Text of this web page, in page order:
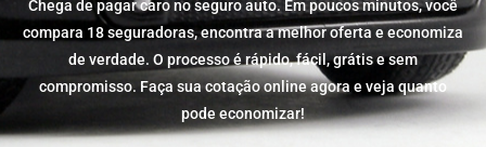
Chega de pagar caro no seguro auto. Em poucos minutos, você
compara 18 seguradoras, encontra a melhor oferta e economiza
de verdade. O processo é rápido, fácil, grátis e sem
compromisso. Faça sua cotação online agora e veja quanto
pode economizar!